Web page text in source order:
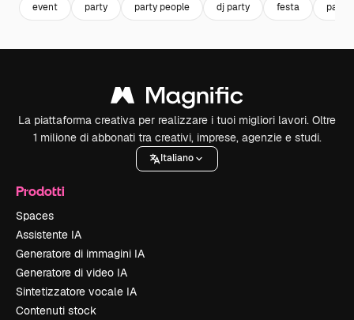
event party party people dj party festa party
La piattaforma creativa per realizzare i tuoi migliori lavori. Oltre
1 milione di abbonati tra creativi, imprese, agenzie e studi.
Italiano
Prodotti
Spaces
Assistente IA
Generatore di immagini IA
Generatore di video IA
Sintetizzatore vocale IA
Contenuti stock